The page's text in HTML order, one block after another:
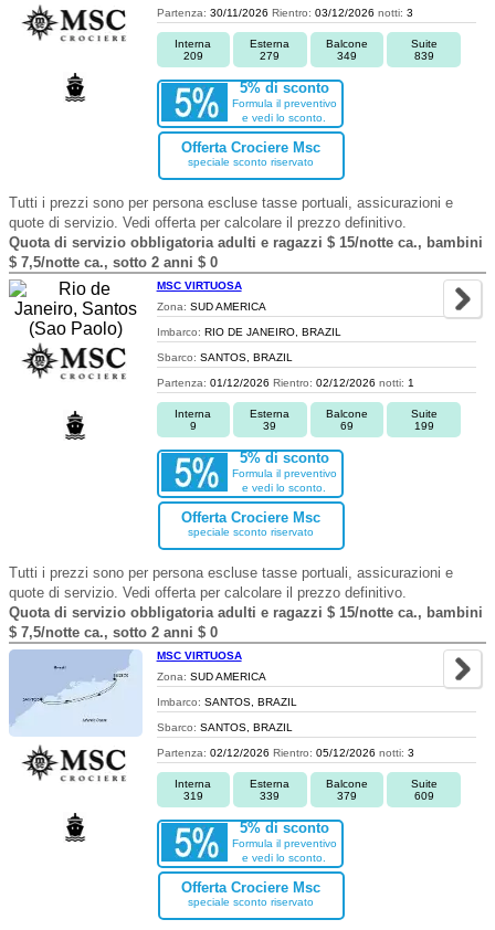
Partenza: 30/11/2026 Rientro: 03/12/2026 notti: 3
Interna
209
Esterna
279
Balcone
349
Suite
839
5% di sconto
Formula il preventivo
e vedi lo sconto.
Offerta Crociere Msc
speciale sconto riservato
Tutti i prezzi sono per persona escluse tasse portuali, assicurazioni e
quote di servizio. Vedi offerta per calcolare il prezzo definitivo.
Quota di servizio obbligatoria adulti e ragazzi $ 15/notte ca., bambini
$ 7,5/notte ca., sotto 2 anni $ 0
MSC VIRTUOSA
Zona: SUD AMERICA
Imbarco: RIO DE JANEIRO, BRAZIL
Sbarco: SANTOS, BRAZIL
Partenza: 01/12/2026 Rientro: 02/12/2026 notti: 1
Interna
9
Esterna
39
Balcone
69
Suite
199
5% di sconto
Formula il preventivo
e vedi lo sconto.
Offerta Crociere Msc
speciale sconto riservato
Tutti i prezzi sono per persona escluse tasse portuali, assicurazioni e
quote di servizio. Vedi offerta per calcolare il prezzo definitivo.
Quota di servizio obbligatoria adulti e ragazzi $ 15/notte ca., bambini
$ 7,5/notte ca., sotto 2 anni $ 0
MSC VIRTUOSA
Zona: SUD AMERICA
Imbarco: SANTOS, BRAZIL
Sbarco: SANTOS, BRAZIL
Partenza: 02/12/2026 Rientro: 05/12/2026 notti: 3
Interna
319
Esterna
339
Balcone
379
Suite
609
5% di sconto
Formula il preventivo
e vedi lo sconto.
Offerta Crociere Msc
speciale sconto riservato